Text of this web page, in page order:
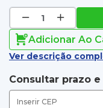
Adicionar Ao
Ver descrição
Consultar prazo